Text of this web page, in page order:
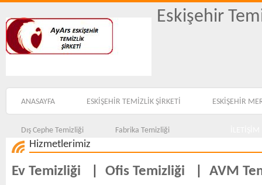
Eskişehir
ANASAYFA ESKİŞEHİR TEMİZLİK ŞİRKETİ ESKİŞEHİR
Dış Cephe Temizliği Fabrika Temizliği
Hizmetlerimiz
Ev Temizliği Ofis Temizliği
AVM